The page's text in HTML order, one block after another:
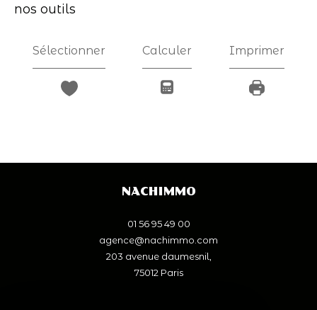
nos outils
Sélectionner Calculer Imprimer
NACHIMMO
01 56 95 49 00
agence@nachimmo.com
203 avenue daumesnil,
75012
paris